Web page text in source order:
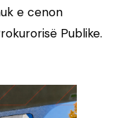
e cenon
Publike.